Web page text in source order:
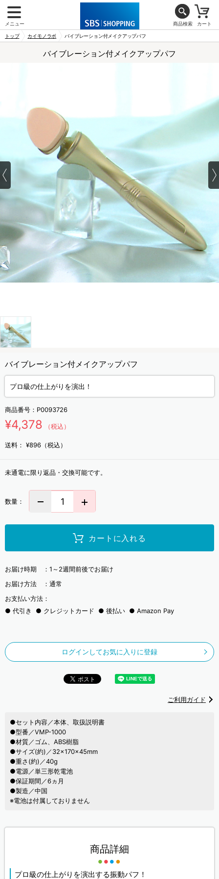
メニュー 商品検索 カート
トップ カイモノラボ バイブレーション付メイクアップパフ
バイブレーション付メイクアップパフ
バイブレーション付メイクアップパフ
プロ級の仕上がりを演出！
商品番号： P0093726
¥4,378 （税込）
送料： ¥896（税込）
未通電に限り返品・交換可能です。
数量：
カートに入れる
お届け時期 ： 1～2週間前後でお届け
お届け方法 ： 通常
お支払い方法：
代引き
クレジットカード 後払い Amazon Pay
ログインしてお気に入りに登録
ご利用ガイド
●セット内容／本体、取扱説明書
●型番／VMP-1000
●材質／ゴム、ABS樹脂
●サイズ(約)／32×170×45mm
●重さ(約)／40g
●電源／単三形乾電池
●保証期間／6ヵ月
●製造／中国
※電池は付属しておりません
商品詳細
プロ級の仕上がりを演出する振動パフ！